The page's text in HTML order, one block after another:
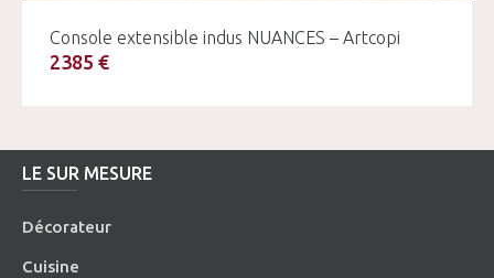
Console extensible indus NUANCES – Artcopi
2385 €
LE SUR MESURE
Décorateur
Cuisine